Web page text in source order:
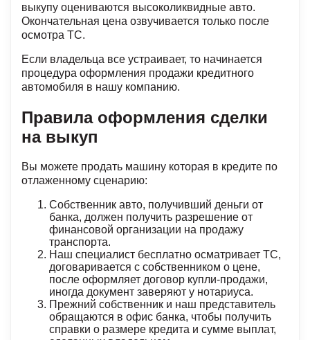
выкупу оцениваются высоколиквидные авто.
Окончательная цена озвучивается только после
осмотра ТС.
Если владельца все устраивает, то начинается
процедура оформления продажи кредитного
автомобиля в нашу компанию.
Правила оформления сделки
на выкуп
Вы можете продать машину которая в кредите по
отлаженному сценарию:
Собственник авто, получивший деньги от
банка, должен получить разрешение от
финансовой организации на продажу
транспорта.
Наш специалист бесплатно осматривает ТС,
договаривается с собственником о цене,
после оформляет договор купли-продажи,
иногда документ заверяют у нотариуса.
Прежний собственник и наш представитель
обращаются в офис банка, чтобы получить
справки о размере кредита и сумме выплат,